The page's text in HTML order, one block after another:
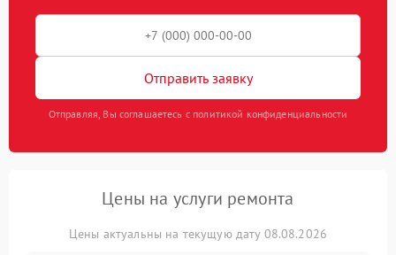
Отправить заявку
Отправляя, Вы соглашаетесь с политикой конфиденциальности
Цены на услуги ремонта
Цены актуальны на текущую дату 08.08.2026